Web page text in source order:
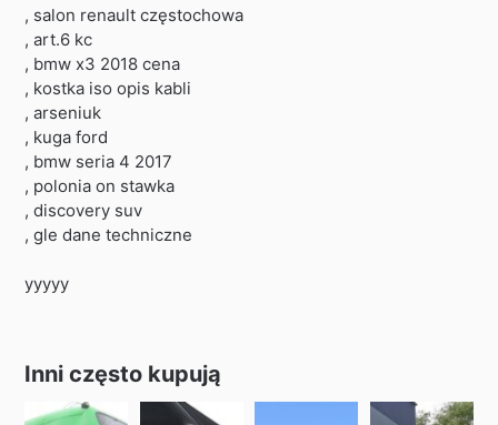
, salon renault częstochowa
, art.6 kc
, bmw x3 2018 cena
, kostka iso opis kabli
, arseniuk
, kuga ford
, bmw seria 4 2017
, polonia on stawka
, discovery suv
, gle dane techniczne
yyyyy
Inni często kupują